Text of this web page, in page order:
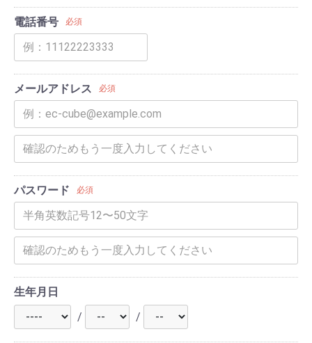
電話番号 必須
メールアドレス 必須
パスワード 必須
生年月日
/
/